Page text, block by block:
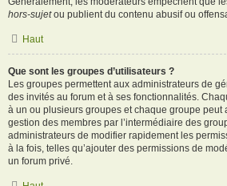
hors-sujetou publient du contenu abusif ou
Haut
Que sont les groupes d’utilisateurs ?
Les groupes permettent aux administrateurs de
des invités au forum et à ses fonctionnalités.
à un ou plusieurs groupes et chaque groupe peut
gestion des membres par l’intermédiaire des
administrateurs de modifier rapidement les
à la fois, telles qu’ajouter des permissions de
un forum privé.